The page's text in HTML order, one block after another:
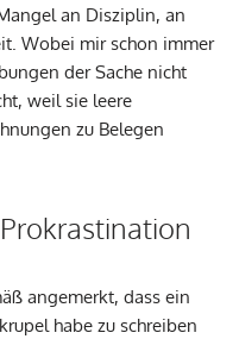
an Disziplin, an
Wobei mir schon immer
der Sache nicht
weil sie leere
zu Belegen
angemerkt, dass ein
habe zu schreiben